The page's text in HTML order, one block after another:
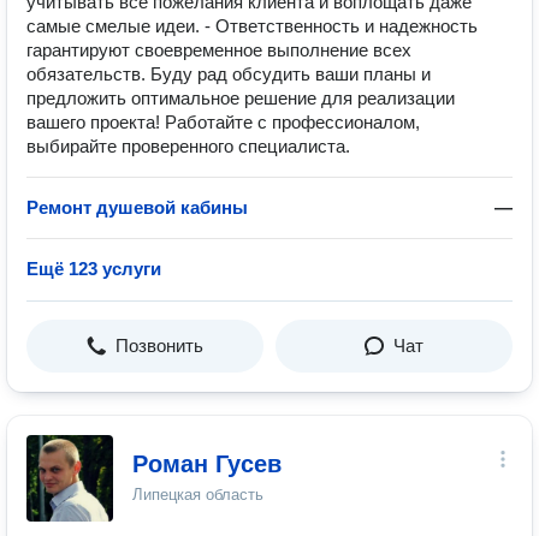
самые смелые идеи. - Ответственность и надежность
гарантируют своевременное выполнение всех
обязательств. Буду рад обсудить ваши планы и
предложить оптимальное решение для реализации
вашего проекта! Работайте с профессионалом,
выбирайте проверенного специалиста.
Ремонт душевой кабины —
Ещё 123 услуги
Позвонить Чат
Роман Гусев
Липецкая область